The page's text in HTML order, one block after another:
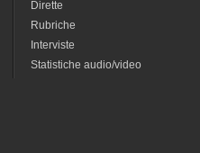
Dirette
Rubriche
Interviste
Statistiche audio/video